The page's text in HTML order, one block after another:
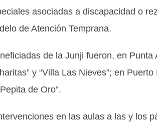
asociadas a discapacidad o
de Atención Temprana.
de la Junji fueron, en Punta
y “Villa Las Nieves”; en
de Oro”.
en las aulas a las y los